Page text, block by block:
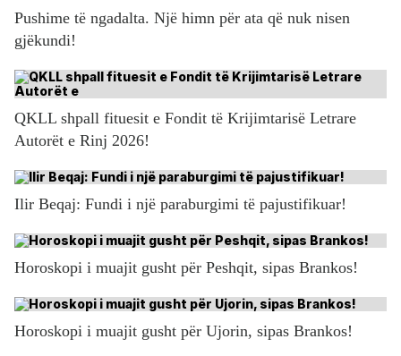
Pushime të ngadalta. Një himn për ata që nuk nisen
gjëkundi!
QKLL shpall fituesit e Fondit të Krijimtarisë Letrare
Autorët e Rinj 2026!
Ilir Beqaj: Fundi i një paraburgimi të pajustifikuar!
Horoskopi i muajit gusht për Peshqit, sipas Brankos!
Horoskopi i muajit gusht për Ujorin, sipas Brankos!